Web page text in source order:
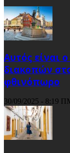
Αυτός είναι
διακοπών
φθινόπωρο
30/09/2025 - 8:19